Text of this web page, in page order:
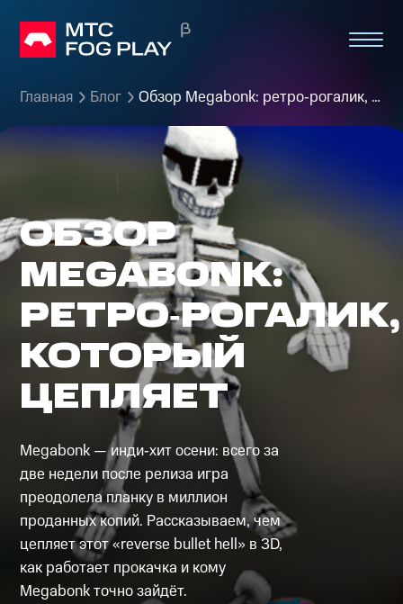
Главная Блог Обзор Megabonk: ретро‑рогалик, который цепляет
ОБЗОР
MEGABONK:
РЕТРО‑РОГАЛИК,
КОТОРЫЙ
ЦЕПЛЯЕТ
Megabonk — инди‑хит осени: всего за
две недели после релиза игра
преодолела планку в миллион
проданных копий. Рассказываем, чем
цепляет этот «reverse bullet hell» в 3D,
как работает прокачка и кому
Megabonk точно зайдёт.